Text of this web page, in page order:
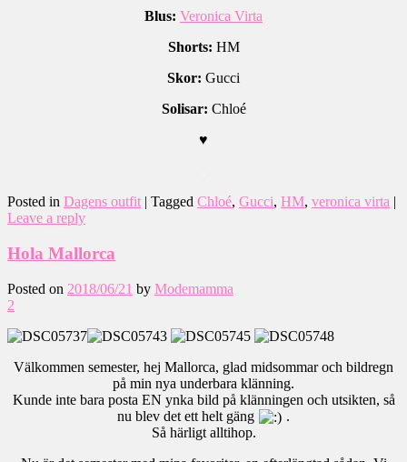
Blus: Veronica Virta
Shorts: HM
Skor: Gucci
Solisar: Chloé
♥
Posted in Dagens outfit | Tagged Chloé, Gucci, HM, veronica virta |
Leave a reply
Hola Mallorca
Posted on 2018/06/21 by Modemamma
2
Välkommen semester, hej Mallorca, glad midsommar och bildregn
på min nya underbara klänning.
Kunde inte bara posta EN ynka bild på klänningen och utsikten, så
nu blev det ett helt gäng
.
Så härligt alltihop.